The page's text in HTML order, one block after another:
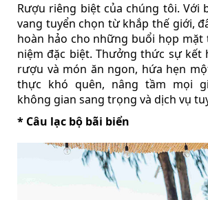
Rượu riêng biệt của chúng tôi. Với
vang tuyển chọn từ khắp thế giới,
hoàn hảo cho những buổi họp mặt
niệm đặc biệt. Thưởng thức sự kết
rượu và món ăn ngon, hứa hẹn
thực khó quên, nâng tầm mọi
không gian sang trọng và dịch vụ
* Câu lạc bộ bãi biển